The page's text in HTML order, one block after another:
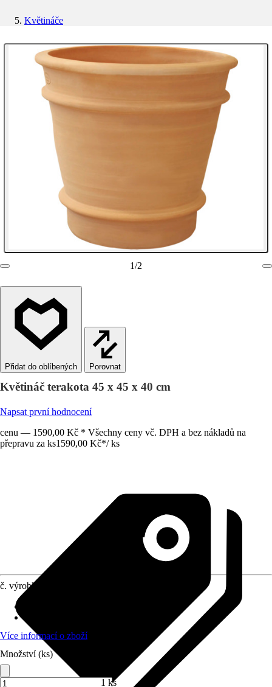
Květináče
1/2
Porovnat
Květináč terakota 45 x 45 x 40 cm
Napsat první hodnocení
cenu — 1590,00 Kč * Všechny ceny vč. DPH a bez nákladů na
přepravu za ks1590,00 Kč*/ ks
č. výrobku
Více informací o zboží
Množství (ks)
1 ks